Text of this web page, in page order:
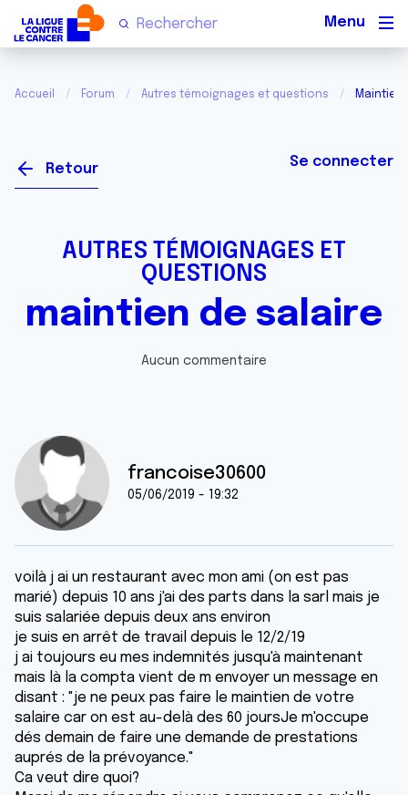
Accueil Forum Autres témoignages et questions Maintien
Retour Se connecter
AUTRES TÉMOIGNAGES ET
QUESTIONS
maintien de salaire
Aucun commentaire
francoise30600
05/06/2019 - 19:32
voilà j ai un restaurant avec mon ami (on est pas
marié) depuis 10 ans j'ai des parts dans la sarl mais je
suis salariée depuis deux ans environ
je suis en arrêt de travail depuis le 12/2/19
j ai toujours eu mes indemnités jusqu'à maintenant
mais là la compta vient de m envoyer un message en
disant : "je ne peux pas faire le maintien de votre
salaire car on est au-delà des 60 joursJe m'occupe
dés demain de faire une demande de prestations
auprés de la prévoyance."
Ca veut dire quoi?